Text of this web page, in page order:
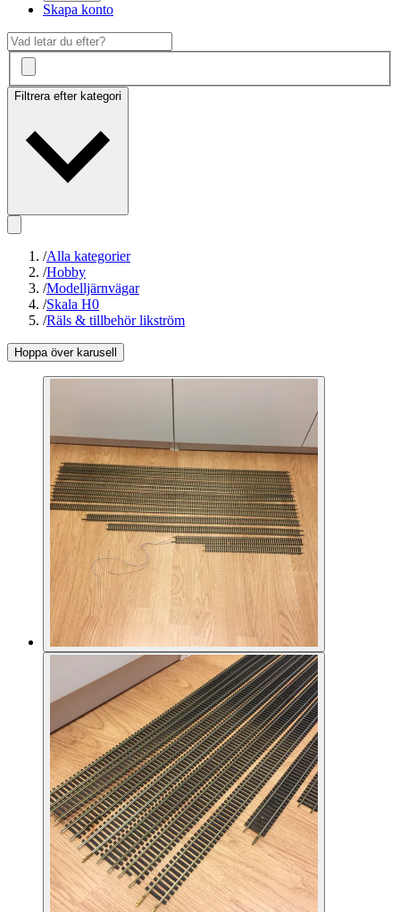
Skapa konto
Filtrera efter kategori
/Alla kategorier
/Hobby
/Modelljärnvägar
/Skala H0
/Räls & tillbehör likström
Hoppa över karusell